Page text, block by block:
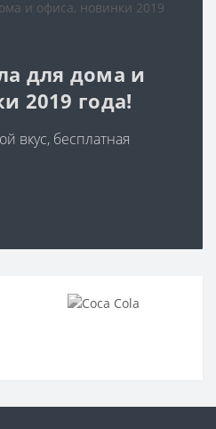
для дома и
2019 года!
вкус, бесплатная